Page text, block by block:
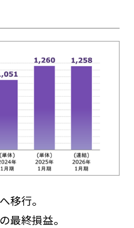
移行。
最終損益。